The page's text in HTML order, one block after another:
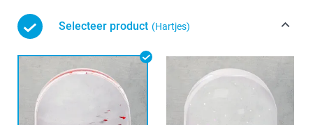
Selecteer product (Hartjes)